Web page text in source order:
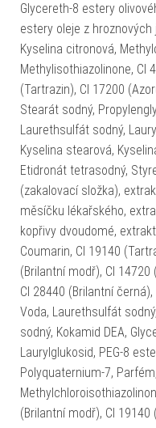
Glycereth-8 estery
estery oleje z hroznových
Kyselina citronová,
Methylisothiazolinone, CI
(Tartrazin), CI 17200
Stearát sodný,
Laurethsulfát sodný,
Kyselina stearová,
Etidronát tetrasodný,
(zakalovací složka),
měsíčku lékařského,
kopřivy dvoudomé,
Coumarin, CI 19140
(Brilantní modř), CI
CI 28440 (Brilantní
Voda, Laurethsulfát
sodný, Kokamid DEA,
Laurylglukosid, PEG-8
Polyquaternium-7,
(Brilantní modř), CI 19140